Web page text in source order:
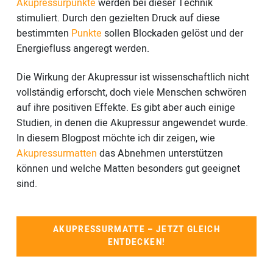
Akupressurpunkte werden bei dieser Technik
stimuliert. Durch den gezielten Druck auf diese
bestimmten Punkte sollen Blockaden gelöst und der
Energiefluss angeregt werden.
Die Wirkung der Akupressur ist wissenschaftlich nicht
vollständig erforscht, doch viele Menschen schwören
auf ihre positiven Effekte. Es gibt aber auch einige
Studien, in denen die Akupressur angewendet wurde.
In diesem Blogpost möchte ich dir zeigen, wie
Akupressurmatten das Abnehmen unterstützen
können und welche Matten besonders gut geeignet
sind.
AKUPRESSURMATTE – JETZT GLEICH
ENTDECKEN!